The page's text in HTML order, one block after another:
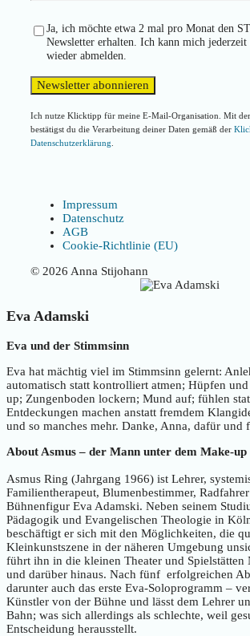
Ja, ich möchte etwa 2 mal pro Monat den
Newsletter erhalten. Ich kann mich
wieder abmelden.
Ich nutze Klicktipp für meine E-Mail-Organisation. Mit
bestätigst du die Verarbeitung deiner Daten gemäß der
Datenschutzerklärung
Impressum
Datenschutz
AGB
Cookie-Richtlinie (EU)
© 2026 Anna Stijohann
Eva Adamski
Eva und der Stimmsinn
Eva hat mächtig viel im Stimmsinn gelernt:
automatisch statt kontrolliert atmen; Hüpfen
up; Zungenboden lockern; Mund auf; fühlen
Entdeckungen machen anstatt fremdem
und so manches mehr. Danke, Anna, dafür und
About Asmus – der Mann unter dem Make-up
Asmus Ring (Jahrgang 1966) ist Lehrer,
Familientherapeut, Blumenbestimmer,
Bühnenfigur Eva Adamski. Neben seinem
Pädagogik und Evangelischen Theologie in
beschäftigt er sich mit den Möglichkeiten, die
Kleinkunstszene in der näheren Umgebung
führt ihn in die kleinen Theater und Spielstätten
und darüber hinaus. Nach fünf erfolgreichen
darunter auch das erste Eva-Soloprogramm –
Künstler von der Bühne und lässt dem Lehrer
Bahn; was sich allerdings als schlechte, weil
Entscheidung herausstellt.